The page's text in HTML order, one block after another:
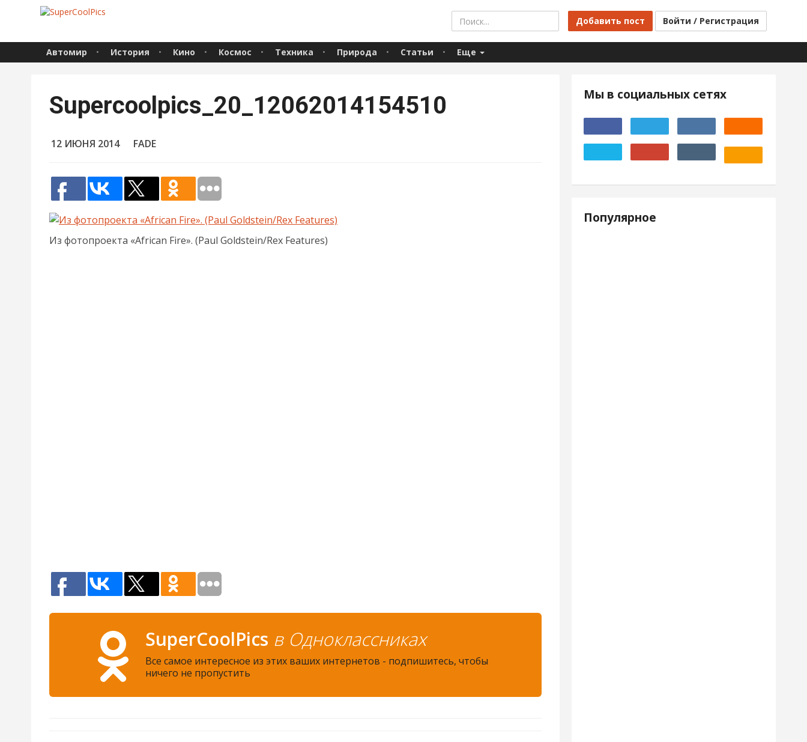
Добавить пост Войти / Регистрация
Автомир История Кино Космос Техника Природа Статьи Еще
Supercoolpics_20_12062014154510
12 ИЮНЯ 2014 FADE
Из фотопроекта «African Fire». (Paul Goldstein/Rex Features)
SuperCoolPics в Одноклассниках
Все самое интересное из этих ваших интернетов - подпишитесь, чтобы
ничего не пропустить
Мы в социальных сетях
Популярное